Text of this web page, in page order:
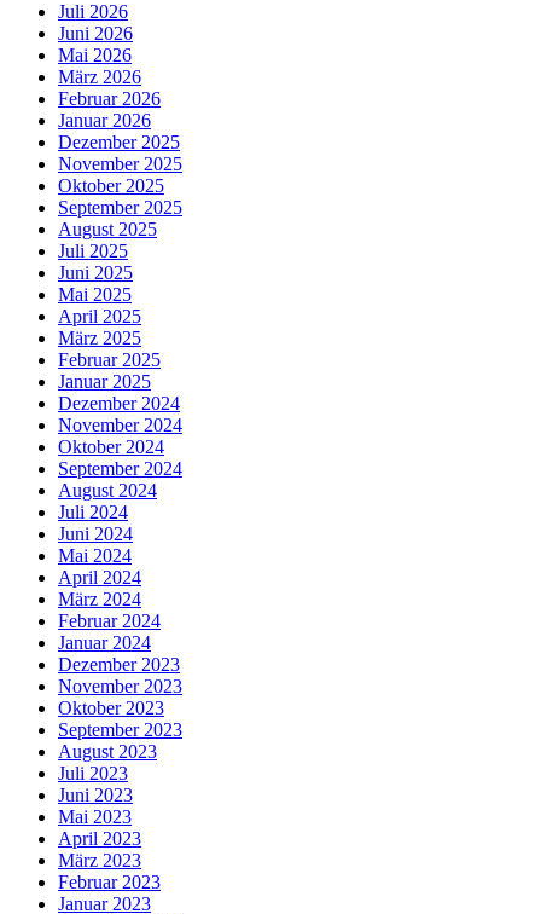
Juli 2026
Juni 2026
Mai 2026
März 2026
Februar 2026
Januar 2026
Dezember 2025
November 2025
Oktober 2025
September 2025
August 2025
Juli 2025
Juni 2025
Mai 2025
April 2025
März 2025
Februar 2025
Januar 2025
Dezember 2024
November 2024
Oktober 2024
September 2024
August 2024
Juli 2024
Juni 2024
Mai 2024
April 2024
März 2024
Februar 2024
Januar 2024
Dezember 2023
November 2023
Oktober 2023
September 2023
August 2023
Juli 2023
Juni 2023
Mai 2023
April 2023
März 2023
Februar 2023
Januar 2023